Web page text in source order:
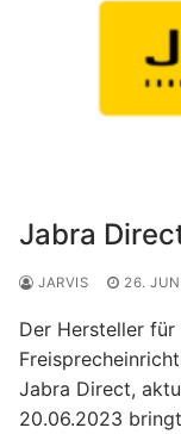
Jabra
JARVIS 26.
Der Hersteller für
Jabra Direct,
20.06.2023